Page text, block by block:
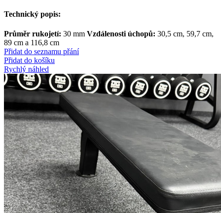
Technický popis:
Průměr rukojetí: 30 mm Vzdálenosti úchopů: 30,5 cm, 59,7 cm,
89 cm a 116,8 cm
Přidat do seznamu přání
Přidat do košíku
Rychlý náhled